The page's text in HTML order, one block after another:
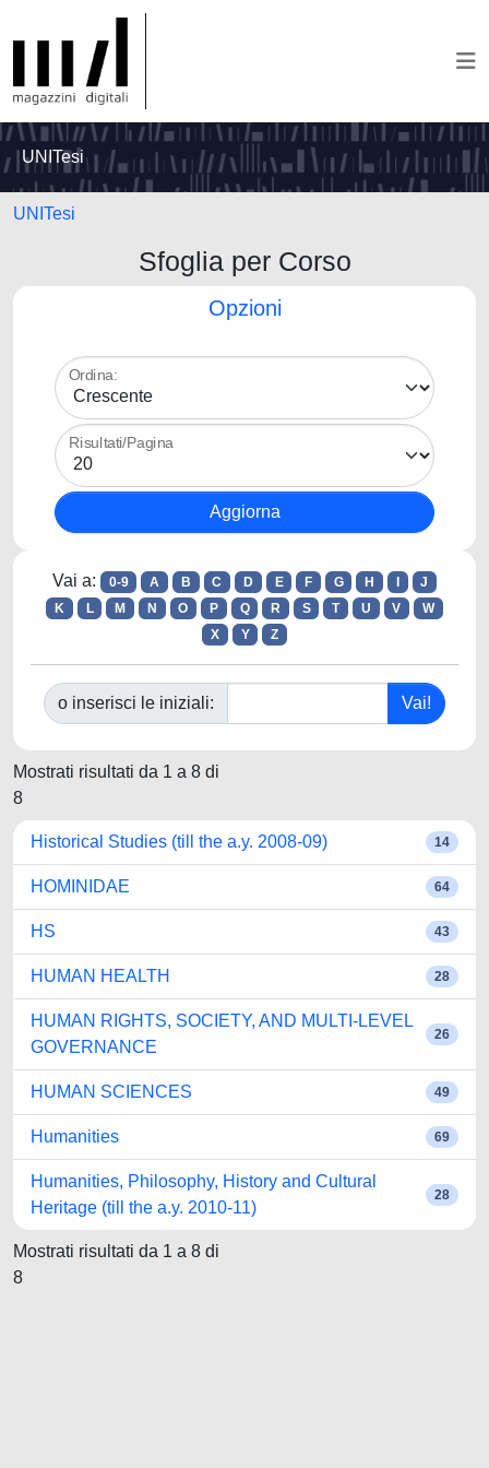
UNITesi
UNITesi
Sfoglia per Corso
Opzioni
Ordina:
Risultati/Pagina
Vai a: 0-9 A B C D E F G H
J
K
L M N O P Q R S T U V
W
X
Y Z
o inserisci le iniziali:
Mostrati risultati da 1 a 8 di
8
Historical Studies (till the a.y. 2008-09) 14
HOMINIDAE 64
HS 43
HUMAN HEALTH 28
HUMAN RIGHTS, SOCIETY, AND MULTI-LEVEL
GOVERNANCE
26
HUMAN SCIENCES 49
Humanities 69
Humanities, Philosophy, History and Cultural
Heritage (till the a.y. 2010-11)
28
Mostrati risultati da 1 a 8 di
8